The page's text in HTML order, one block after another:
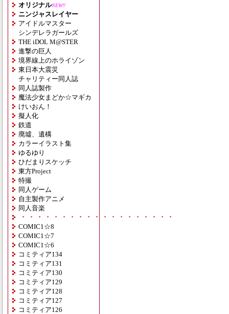
オリジナルNEW!!
ニンジャスレイヤー
アイドルマスター
シンデレラガールズ
THE iDOL M@STER
進撃の巨人
境界線上のホライゾン
東日本大震災
チャリティー同人誌
同人誌製作
魔法少女まどか☆マギカ
けいおん！
擬人化
鉄道
廃墟、遺構
カラーイラスト集
ゆるゆり
ひだまりスケッチ
東方Project
特撮
同人ゲーム
自主製作アニメ
同人音楽
・・・・・・・・・・・・・・・・・・・
COMIC1☆8
COMIC1☆7
COMIC1☆6
コミティア134
コミティア131
コミティア130
コミティア129
コミティア128
コミティア127
コミティア126